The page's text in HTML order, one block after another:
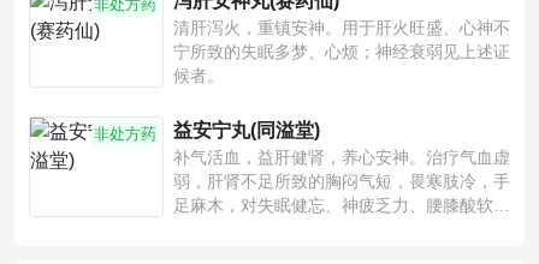
非处方药
清肝泻火，重镇安神。用于肝火旺盛、心神不
宁所致的失眠多梦、心烦；神经衰弱见上述证
候者。
非处方药 益安宁丸(同溢堂)
补气活血，益肝健肾，养心安神。治疗气血虚
弱，肝肾不足所致的胸闷气短，畏寒肢冷，手
足麻木，对失眠健忘、神疲乏力、腰膝酸软也